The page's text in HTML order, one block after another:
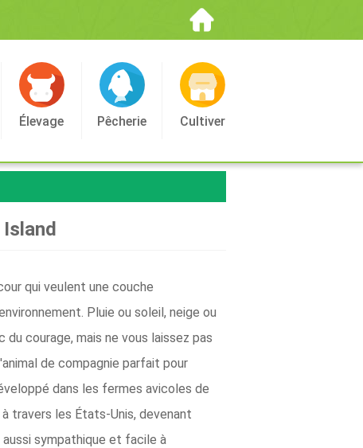
Élevage Pêcherie Cultiver
qui veulent une couche
Pluie ou soleil, neige ou
courage, mais ne vous laissez pas
de compagnie parfait pour
dans les fermes avicoles de
travers les États-Unis, devenant
sympathique et facile à